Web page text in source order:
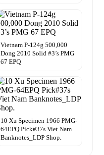
Vietnam P-124g 500,000
Dong 2010 Solid #3’s PMG
67 EPQ
10 Xu Specimen 1966 PMG-
64EPQ Pick#37s Viet Nam
Banknotes_LDP Shop.